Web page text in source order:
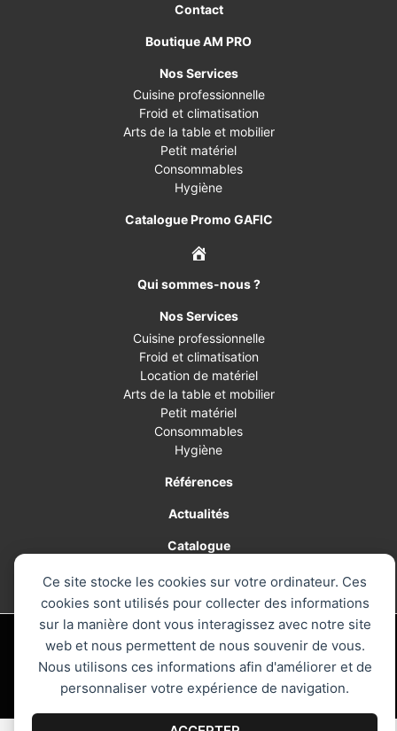
Ce site stocke les cookies sur votre ordinateur. Ces
cookies sont utilisés pour collecter des informations
sur la manière dont vous interagissez avec notre site
web et nous permettent de nous souvenir de vous.
Nous utilisons ces informations afin d'améliorer et de
personnaliser votre expérience de navigation.
Contact
Boutique AM PRO
Nos Services
Cuisine professionnelle
Froid et climatisation
Arts de la table et mobilier
Petit matériel
Consommables
Hygiène
Catalogue Promo GAFIC
Qui sommes-nous ?
Nos Services
Cuisine professionnelle
Froid et climatisation
Location de matériel
Arts de la table et mobilier
Petit matériel
Consommables
Hygiène
Références
Actualités
Catalogue
Contact
© 2026 AM PRO, le spécialiste de la cuisine professionnelle - Tous
droits réservés
Mentions légales